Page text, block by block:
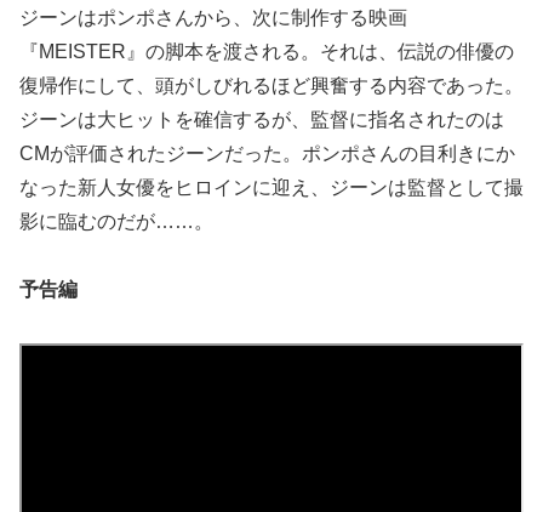
ジーンはポンポさんから、次に制作する映画
『MEISTER』の脚本を渡される。それは、伝説の俳優の
復帰作にして、頭がしびれるほど興奮する内容であった。
ジーンは大ヒットを確信するが、監督に指名されたのは
CMが評価されたジーンだった。ポンポさんの目利きにか
なった新人女優をヒロインに迎え、ジーンは監督として撮
影に臨むのだが……。
予告編